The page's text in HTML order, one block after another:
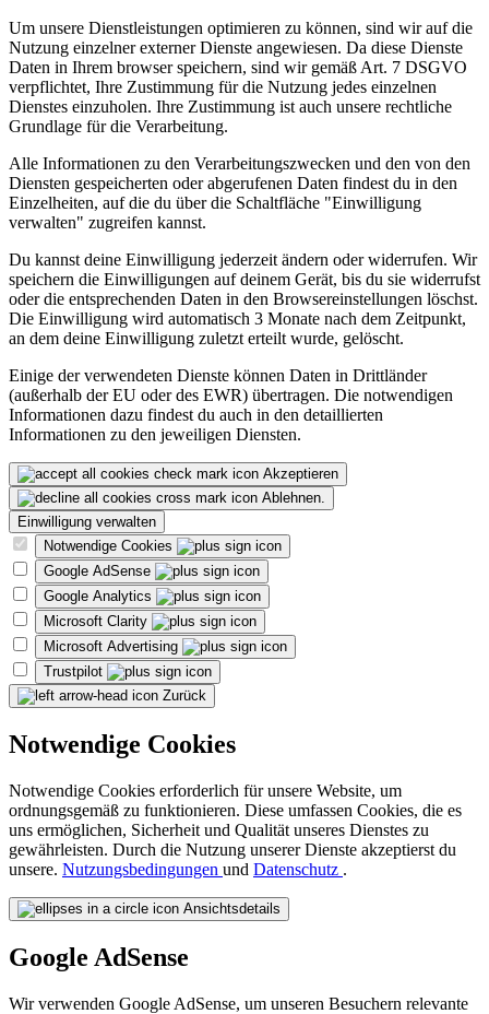
Um unsere Dienstleistungen optimieren zu können, sind wir auf die
Nutzung einzelner externer Dienste angewiesen. Da diese Dienste
Daten in Ihrem browser speichern, sind wir gemäß Art. 7 DSGVO
verpflichtet, Ihre Zustimmung für die Nutzung jedes einzelnen
Dienstes einzuholen. Ihre Zustimmung ist auch unsere rechtliche
Grundlage für die Verarbeitung.
Alle Informationen zu den Verarbeitungszwecken und den von den
Diensten gespeicherten oder abgerufenen Daten findest du in den
Einzelheiten, auf die du über die Schaltfläche "Einwilligung
verwalten" zugreifen kannst.
Du kannst deine Einwilligung jederzeit ändern oder widerrufen. Wir
speichern die Einwilligungen auf deinem Gerät, bis du sie widerrufst
oder die entsprechenden Daten in den Browsereinstellungen löschst.
Die Einwilligung wird automatisch 3 Monate nach dem Zeitpunkt,
an dem deine Einwilligung zuletzt erteilt wurde, gelöscht.
Einige der verwendeten Dienste können Daten in Drittländer
(außerhalb der EU oder des EWR) übertragen. Die notwendigen
Informationen dazu findest du auch in den detaillierten
Informationen zu den jeweiligen Diensten.
Akzeptieren
Ablehnen.
Einwilligung verwalten
Notwendige Cookies
Google AdSense
Google Analytics
Microsoft Clarity
Microsoft Advertising
Trustpilot
Zurück
Notwendige Cookies
Notwendige Cookies erforderlich für unsere Website, um
ordnungsgemäß zu funktionieren. Diese umfassen Cookies, die es
uns ermöglichen, Sicherheit und Qualität unseres Dienstes zu
gewährleisten. Durch die Nutzung unserer Dienste akzeptierst du
unsere. Nutzungsbedingungen und Datenschutz .
Ansichtsdetails
Google AdSense
Wir verwenden Google AdSense, um unseren Besuchern relevante